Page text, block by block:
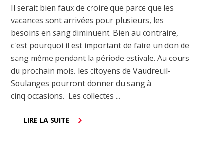
Il serait bien faux de croire que parce que les
vacances sont arrivées pour plusieurs, les
besoins en sang diminuent. Bien au contraire,
c'est pourquoi il est important de faire un don de
sang même pendant la période estivale. Au cours
du prochain mois, les citoyens de Vaudreuil-
Soulanges pourront donner du sang à
cinq occasions. Les collectes ...
LIRE LA SUITE